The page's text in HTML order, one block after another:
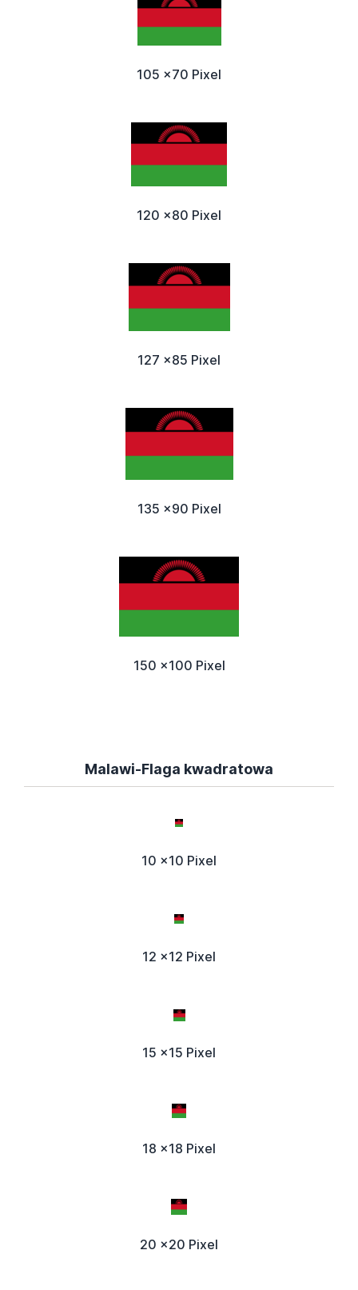
105 x70 Pixel
120 x80 Pixel
127 x85 Pixel
135 x90 Pixel
150 x100 Pixel
Malawi-Flaga kwadratowa
10 x10 Pixel
12 x12 Pixel
15 x15 Pixel
18 x18 Pixel
20 x20 Pixel